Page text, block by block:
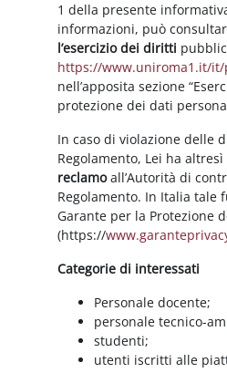
1 della presente
informazioni, può
l’esercizio dei diritti
https://www.uniroma1.it/
nell’apposita sezione
protezione dei dati
In caso di violazione delle
Regolamento, Lei ha
reclamoall’Autorità di
Regolamento. In Italia tale
Garante per la Protezione
(https://
Categorie di interessati
Personale docente;
personale tecnico-
studenti;
utenti iscritti alle